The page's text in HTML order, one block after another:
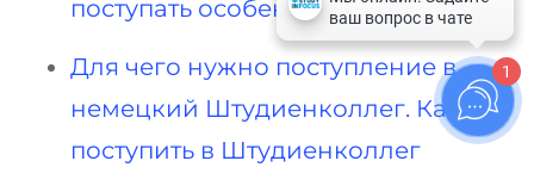
поступать особенно выгодно
Для чего нужно поступление в
немецкий Штудиенколлег. Как
поступить в Штудиенколлег
1